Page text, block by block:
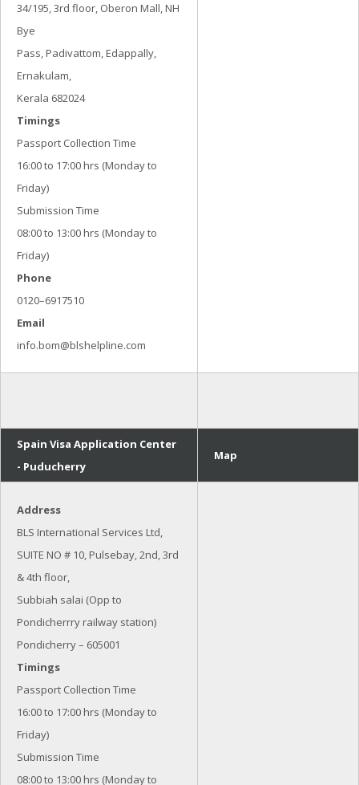
34/195, 3rd floor, Oberon Mall, NH
Bye
Pass, Padivattom, Edappally,
Ernakulam,
Kerala 682024
Timings
Passport Collection Time
16:00 to 17:00 hrs (Monday to
Friday)
Submission Time
08:00 to 13:00 hrs (Monday to
Friday)
Phone
0120–6917510
Email
info.bom@blshelpline.com
Spain Visa Application Center
- Puducherry
Map
Address
BLS International Services Ltd,
SUITE NO # 10, Pulsebay, 2nd, 3rd
& 4th floor,
Subbiah salai (Opp to
Pondicherrry railway station)
Pondicherry – 605001
Timings
Passport Collection Time
16:00 to 17:00 hrs (Monday to
Friday)
Submission Time
08:00 to 13:00 hrs (Monday to